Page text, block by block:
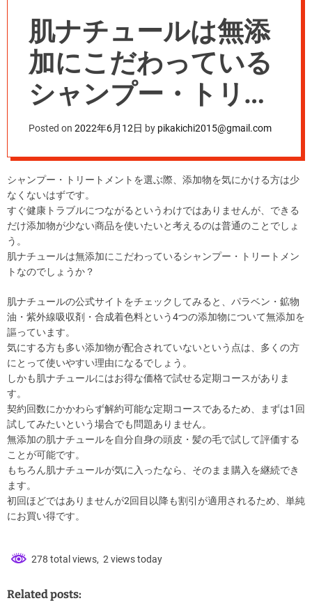
肌ナチュールは無添
加にこだわっている
シャンプー・トリー
トメントなのか？
Posted on 2022年6月12日 by pikakichi2015@gmail.com
シャンプー・トリートメントを選ぶ際、添加物を気にかける方は少
なくないはずです。
すぐ健康トラブルにつながるというわけではありませんが、できる
だけ添加物が少ない商品を使いたいと考えるのは普通のことでしょ
う。
肌ナチュールは無添加にこだわっているシャンプー・トリートメン
トなのでしょうか？
肌ナチュールの公式サイトをチェックしてみると、パラベン・鉱物
油・紫外線吸収剤・合成着色料という4つの添加物について無添加を
謳っています。
気にする方も多い添加物が配合されていないという点は、多くの方
にとって使いやすい理由になるでしょう。
しかも肌ナチュールにはお得な価格で試せる定期コースがありま
す。
契約回数にかかわらず解約可能な定期コースであるため、まずは1回
試してみたいという場合でも問題ありません。
無添加の肌ナチュールを自分自身の頭皮・髪の毛で試して評価する
ことが可能です。
もちろん肌ナチュールが気に入ったなら、そのまま購入を継続でき
ます。
初回ほどではありませんが2回目以降も割引が適用されるため、単純
にお買い得です。
278 total views, 2 views today
Related posts: